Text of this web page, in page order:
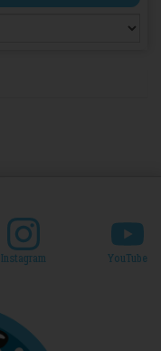
Instagram YouTube